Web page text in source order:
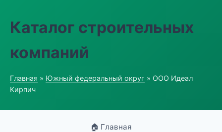
Каталог строительных
компаний
Главная » Южный федеральный округ » ООО Идеал
Кирпич
🏠 Главная